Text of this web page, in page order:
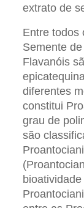
extrato de
Entre todos
Semente
Flavanóis
diferentes
constitui
grau de
são